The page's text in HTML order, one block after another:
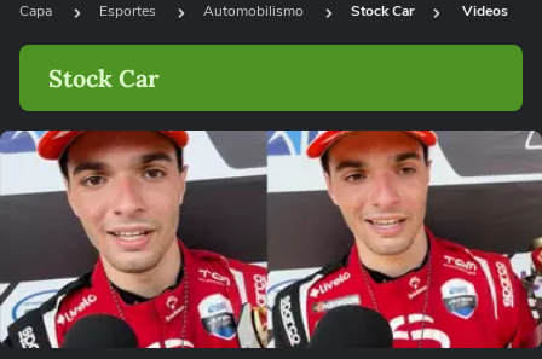
Capa Esportes Automobilismo Stock Car Videos
Stock Car
Ops!
Não foi possível reproduzir o vídeo
Tentar novamente